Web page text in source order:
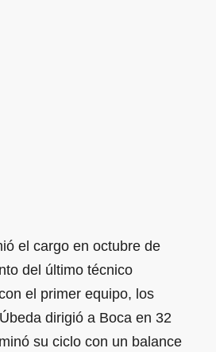
el cargo en octubre de
del último técnico
el primer equipo, los
dirigió a Boca en 32
su ciclo con un balance